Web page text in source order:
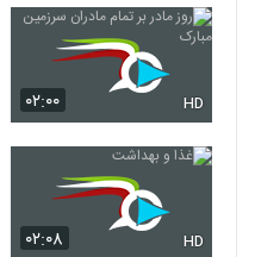
۰۲:۰۰ HD
۰۲:۰۸ HD